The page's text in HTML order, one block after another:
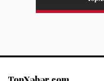
Toronto polisi ABŞ
08/07
başladı